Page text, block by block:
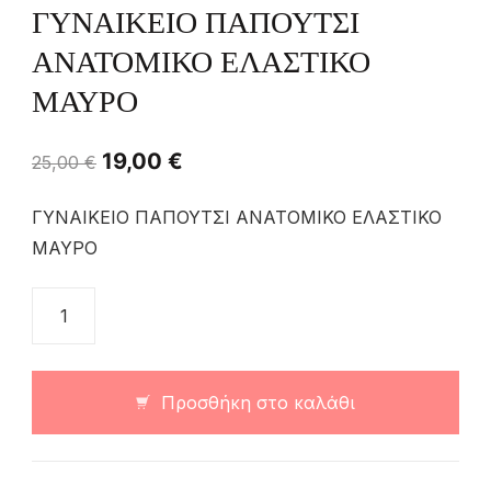
ΓΥΝΑΙΚΕΙΟ ΠΑΠΟΥΤΣΙ
ΑΝΑΤΟΜΙΚΟ ΕΛΑΣΤΙΚΟ
ΜΑΥΡΟ
25,00€ 19,00 €
ΓΥΝΑΙΚΕΙΟ ΠΑΠΟΥΤΣΙ ΑΝΑΤΟΜΙΚΟ ΕΛΑΣΤΙΚΟ
ΜΑΥΡΟ
Προσθήκη στο καλάθι